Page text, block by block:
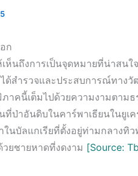
ก
ห็นถึงการเป็นจุดหมายที่น่าสน
ด้สำรวจและประสบการณ์ทาง
าคนี้เต็มไปด้วยความงามตาม
ป่าอันดิบในคาร์พาเธียนในยูเ
นบัลแกเรียที่ตั้งอยู่ท่ามกลางทิ
วยชายหาดที่งดงาม [Source: